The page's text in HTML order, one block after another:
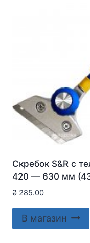
Скребок S&R с
420 — 630 мм
₴ 285.00
В магазин